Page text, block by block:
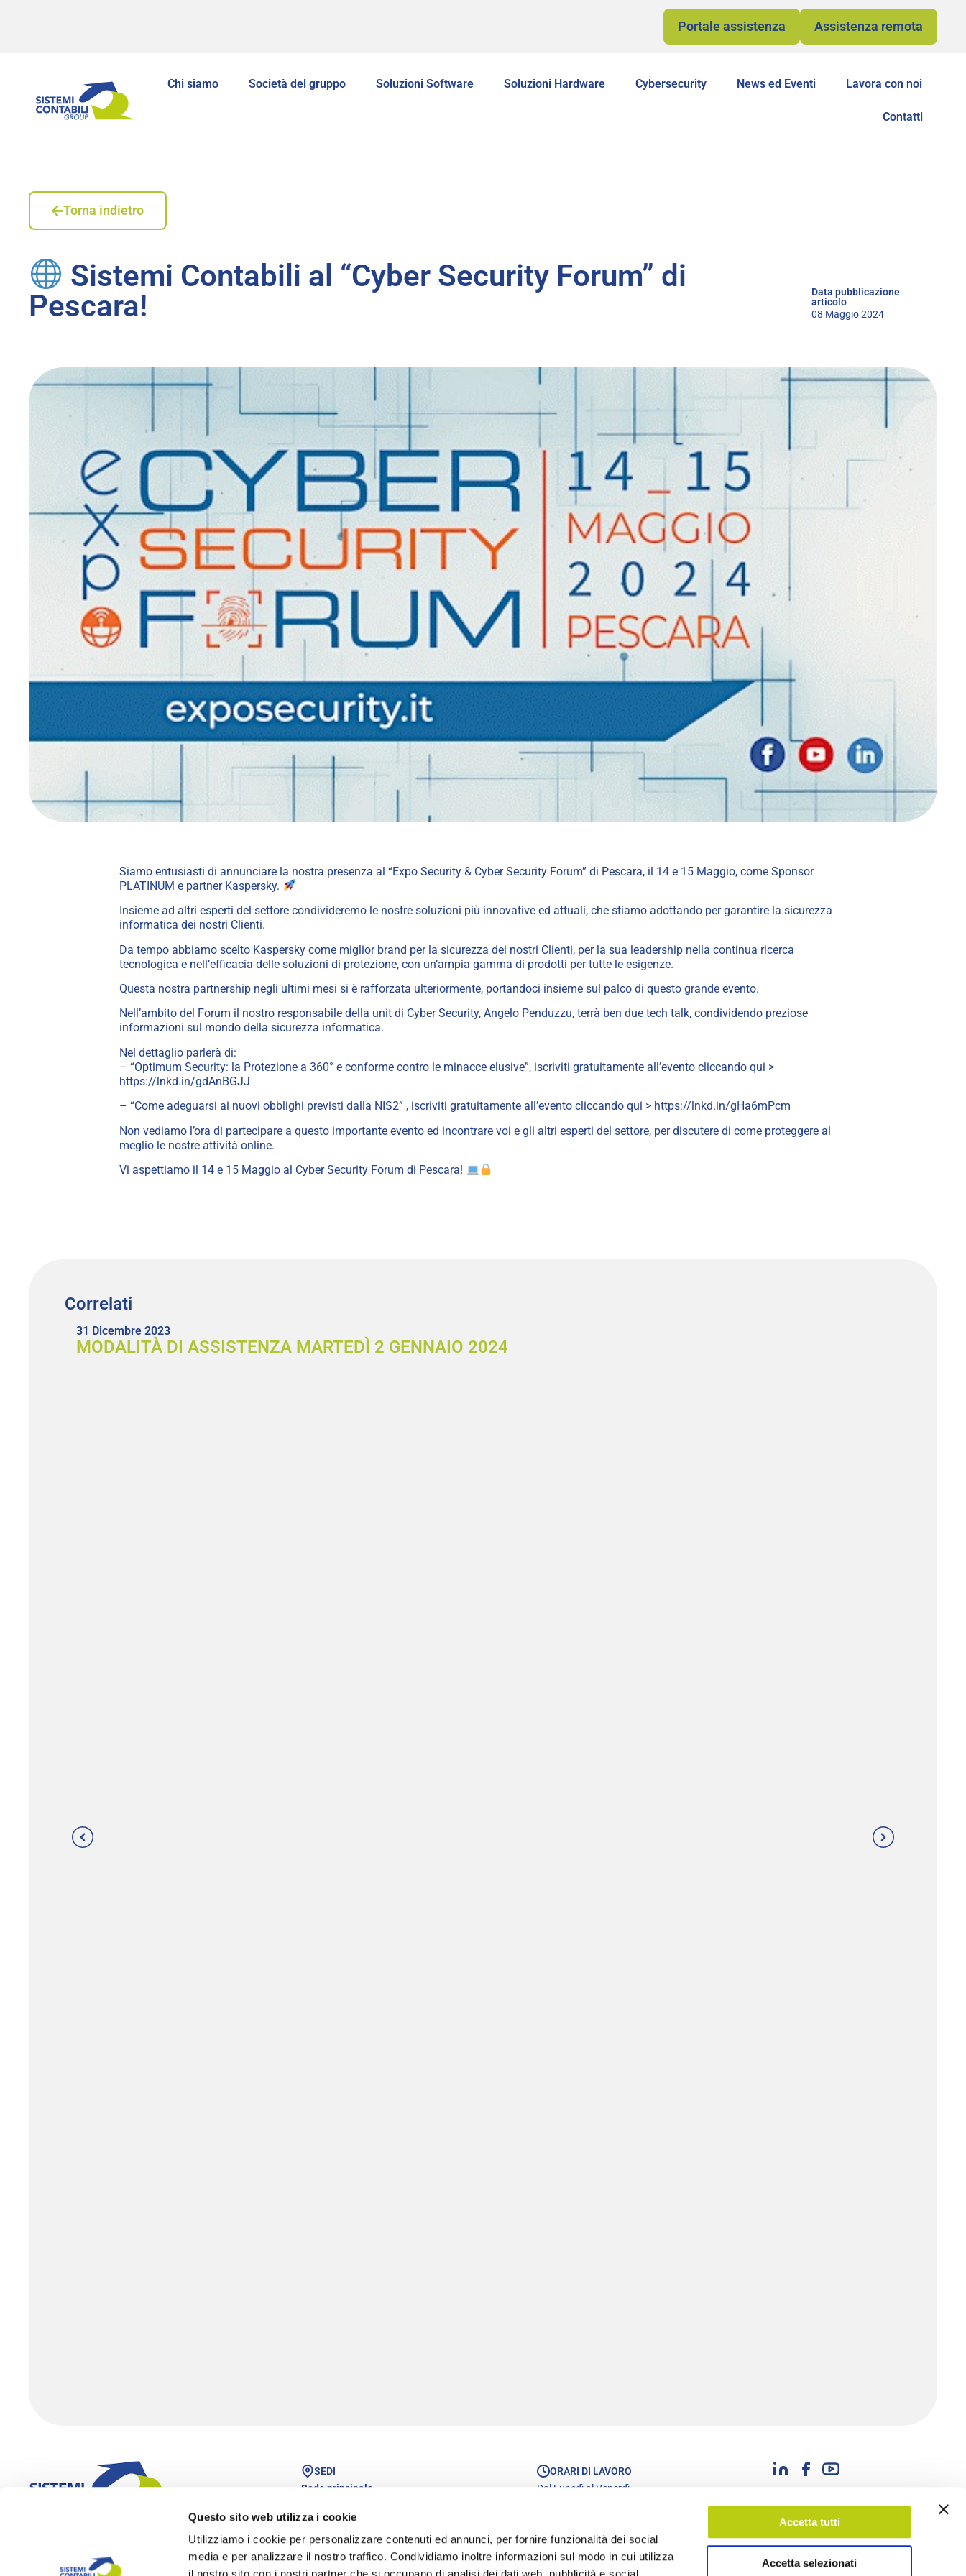
Questo sito web utilizza i cookie
Utilizziamo i cookie per personalizzare contenuti ed annunci, per fornire funzionalità dei social
media e per analizzare il nostro traffico. Condividiamo inoltre informazioni sul modo in cui utilizza
Accetta tutti
Accetta selezionati
Portale assistenza Assistenza remota
Chi siamo Società del gruppo Soluzioni Software Soluzioni Hardware Cybersecurity News ed Eventi Lavora con noi
Contatti
Torna indietro
Sistemi Contabili al “Cyber Security Forum” di
Pescara!
Data pubblicazione
articolo
08 Maggio 2024
Siamo entusiasti di annunciare la nostra presenza al “Expo Security & Cyber Security Forum” di Pescara, il 14 e 15 Maggio, come Sponsor
PLATINUM e partner Kaspersky.
Insieme ad altri esperti del settore condivideremo le nostre soluzioni più innovative ed attuali, che stiamo adottando per garantire la sicurezza
informatica dei nostri Clienti.
Da tempo abbiamo scelto Kaspersky come miglior brand per la sicurezza dei nostri Clienti, per la sua leadership nella continua ricerca
tecnologica e nell’efficacia delle soluzioni di protezione, con un’ampia gamma di prodotti per tutte le esigenze.
Questa nostra partnership negli ultimi mesi si è rafforzata ulteriormente, portandoci insieme sul palco di questo grande evento.
Nell’ambito del Forum il nostro responsabile della unit di Cyber Security,Angelo Penduzzu, terrà ben due tech talk, condividendo preziose
informazioni sul mondo della sicurezza informatica.
Nel dettaglio parlerà di:
– “Optimum Security: la Protezione a 360° e conforme contro le minacce elusive”, iscriviti gratuitamente all’evento cliccando qui >
https://lnkd.in/gdAnBGJJ
– “Come adeguarsi ai nuovi obblighi previsti dalla NIS2” , iscriviti gratuitamente all’evento cliccando qui > https://lnkd.in/gHa6mPcm
Non vediamo l’ora di partecipare a questo importante evento ed incontrare voi e gli altri esperti del settore, per discutere di come proteggere al
meglio le nostre attività online.
Vi aspettiamo il 14 e 15 Maggio al Cyber Security Forum di Pescara!
Correlati
31 Dicembre 2023
MODALITÀ DI ASSISTENZA MARTEDÌ 2 GENNAIO 2024
SEDI
Sede principale
36061 Bassano del Grappa (VI)
Filiale
Via Longhin, 103
35129 Padova (PD)
ORARI DI LAVORO
Dal Lunedì al Venerdì